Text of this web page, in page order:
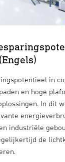
in
en hoge
In dit
industriële
de